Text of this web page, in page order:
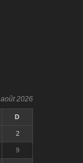
août 2026
D
2
9